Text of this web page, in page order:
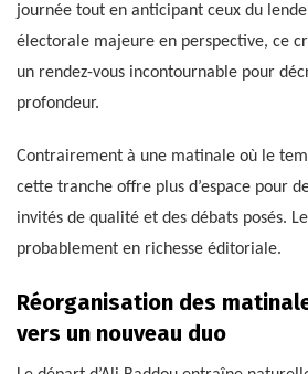
journée tout en anticipant ceux du
électorale majeure en perspective, ce
un rendez-vous incontournable pour
profondeur.
Contrairement à une matinale où le
cette tranche offre plus d’espace pour
invités de qualité et des débats posés.
probablement en richesse éditoriale.
Réorganisation des
vers un nouveau duo